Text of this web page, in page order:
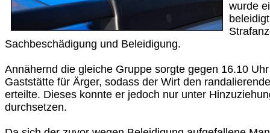
wurde
Sachbeschädigung und Beleidigung.
Annähernd die gleiche Gruppe sorgte gegen 16.10
Gaststätte für Ärger, sodass der Wirt den
erteilte. Dieses konnte er jedoch nur unter
durchsetzen.